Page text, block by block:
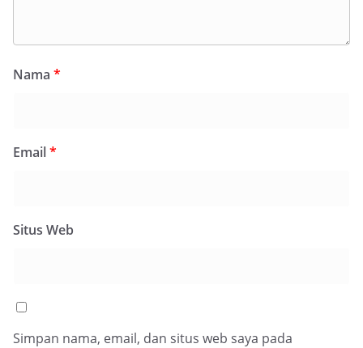
Nama *
Email*
Situs Web
Simpan nama, email, dan situs web saya pada